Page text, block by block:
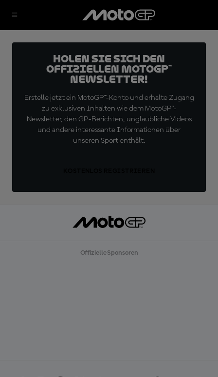
Holen Sie sich den
offiziellen MotoGP™
Newsletter!
Erstelle jetzt ein MotoGP™-Konto und erhalte Zugang
zu exklusiven Inhalten wie dem MotoGP™-
Newsletter, den GP-Berichten, unglaubliche Videos
und andere interessante Informationen über
unseren Sport enthält.
Offizielle Sponsoren